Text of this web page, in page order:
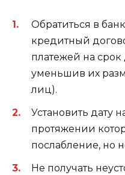
Обратиться в
кредитный
платежей на
уменьшив их
лиц).
Установить дату
протяжении
послабление, но
Не получать